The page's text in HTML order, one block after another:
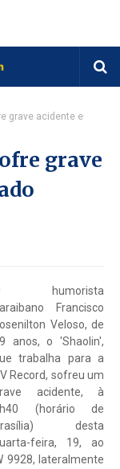
grave acidente e
grave
humorista
Francisco
Veloso, de
anos, o 'Shaolin',
trabalha para a
Record, sofreu um
acidente, à
(horário de
desta
feira, 19, ao
9928, lateralmente